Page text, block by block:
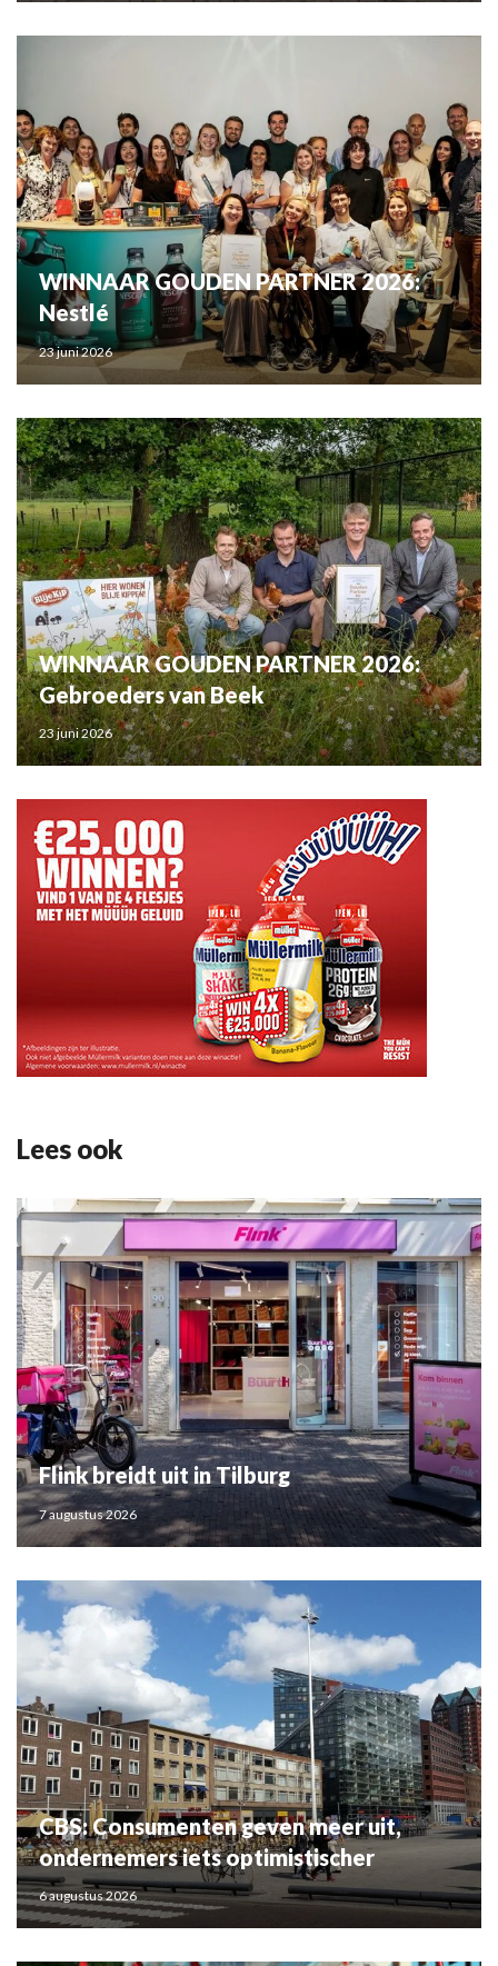
WINNAAR GOUDEN PARTNER 2026:
Nestlé
23 juni 2026
WINNAAR GOUDEN PARTNER 2026:
Gebroeders van Beek
23 juni 2026
Lees ook
Flink breidt uit in Tilburg
7 augustus 2026
CBS: Consumenten geven meer uit,
ondernemers iets optimistischer
6 augustus 2026